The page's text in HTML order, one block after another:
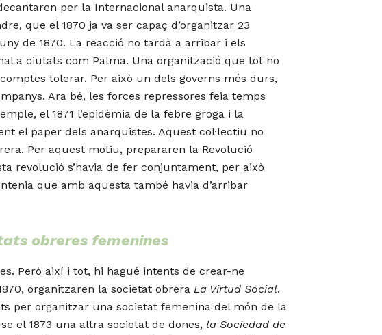
per la Internacional anarquista. Una
que el 1870 ja va ser capaç d’organitzar 23
de 1870. La reacció no tardà a arribar i els
a ciutats com Palma. Una organització que tot ho
tolerar. Per això un dels governs més durs,
Ara bé, les forces repressores feia temps
el 1871 l’epidèmia de la febre groga i la
el paper dels anarquistes. Aquest col·lectiu no
Per aquest motiu, prepararen la Revolució
revolució s’havia de fer conjuntament, per això
que amb aquesta també havia d’arribar
obreres femenines
Però així i tot, hi hagué intents de crear-ne
organitzaren la societat obrera La Virtud Social.
per organitzar una societat femenina del món de la
el 1873 una altra societat de dones, la Sociedad de